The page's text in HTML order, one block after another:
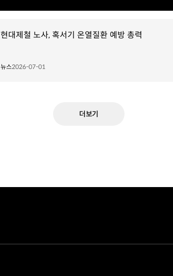
현대제철 노사, 혹서기 온열질환 예방 총력
뉴스2026-07-01
더보기